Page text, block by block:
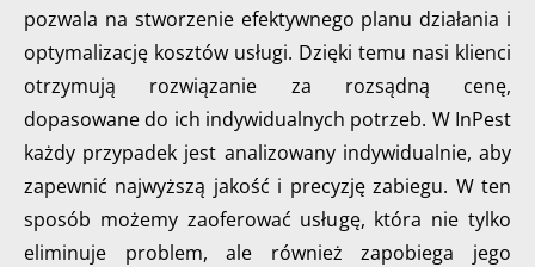
pozwala na stworzenie efektywnego planu działania i
optymalizację kosztów usługi. Dzięki temu nasi klienci
otrzymują rozwiązanie za rozsądną cenę,
dopasowane do ich indywidualnych potrzeb. W InPest
każdy przypadek jest analizowany indywidualnie, aby
zapewnić najwyższą jakość i precyzję zabiegu. W ten
sposób możemy zaoferować usługę, która nie tylko
eliminuje problem, ale również zapobiega jego